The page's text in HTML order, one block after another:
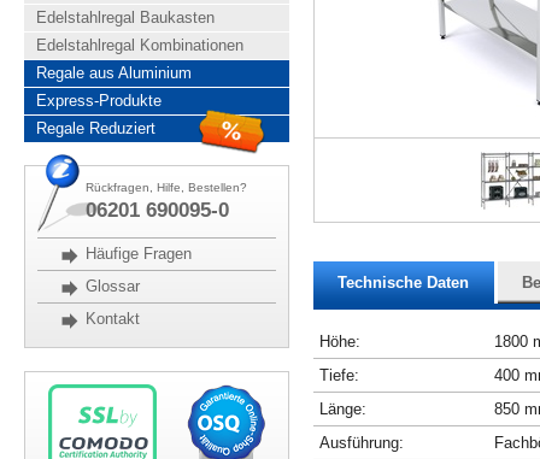
Edelstahlregal Baukasten
Edelstahlregal Kombinationen
Regale aus Aluminium
Express-Produkte
Regale Reduziert
Rückfragen, Hilfe, Bestellen?
06201 690095-0
Häufige Fragen
Glossar
Kontakt
Technische Daten
Höhe:
1800
Tiefe:
400
Länge:
850
Ausführung: